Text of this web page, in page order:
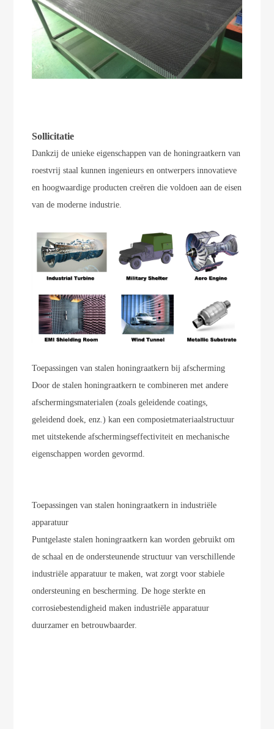
Sollicitatie
Dankzij de unieke eigenschappen van de honingraatkern van
roestvrij staal kunnen ingenieurs en ontwerpers innovatieve
en hoogwaardige producten creëren die voldoen aan de eisen
van de moderne industrie.
Toepassingen van stalen honingraatkern bij afscherming
Door de stalen honingraatkern te combineren met andere
afschermingsmaterialen (zoals geleidende coatings,
geleidend doek, enz.) kan een composietmateriaalstructuur
met uitstekende afschermingseffectiviteit en mechanische
eigenschappen worden gevormd.
Toepassingen van stalen honingraatkern in industriële
apparatuur
Puntgelaste stalen honingraatkern kan worden gebruikt om
de schaal en de ondersteunende structuur van verschillende
industriële apparatuur te maken, wat zorgt voor stabiele
ondersteuning en bescherming. De hoge sterkte en
corrosiebestendigheid maken industriële apparatuur
duurzamer en betrouwbaarder.